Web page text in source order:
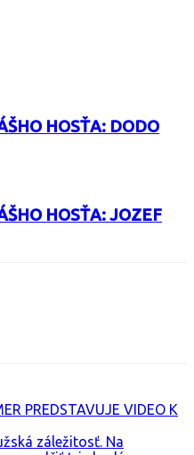
HOSŤA: DODO
HOSŤA: JOZEF
PREDSTAVUJE VIDEO K
záležitosť. Na